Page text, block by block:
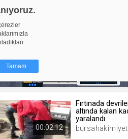
Tamam
küçük
İzniniz şu
00:02:12
Fırtınada
altında kalan
yaralandı
bursahakimiyet